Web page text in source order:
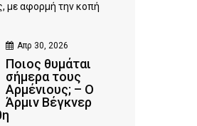
με αφορμή την κοπή
Απρ 30, 2026
Ποιος θυμάται
σήμερα τους
Αρμένιους; – Ο
Άρμιν Βέγκνερ